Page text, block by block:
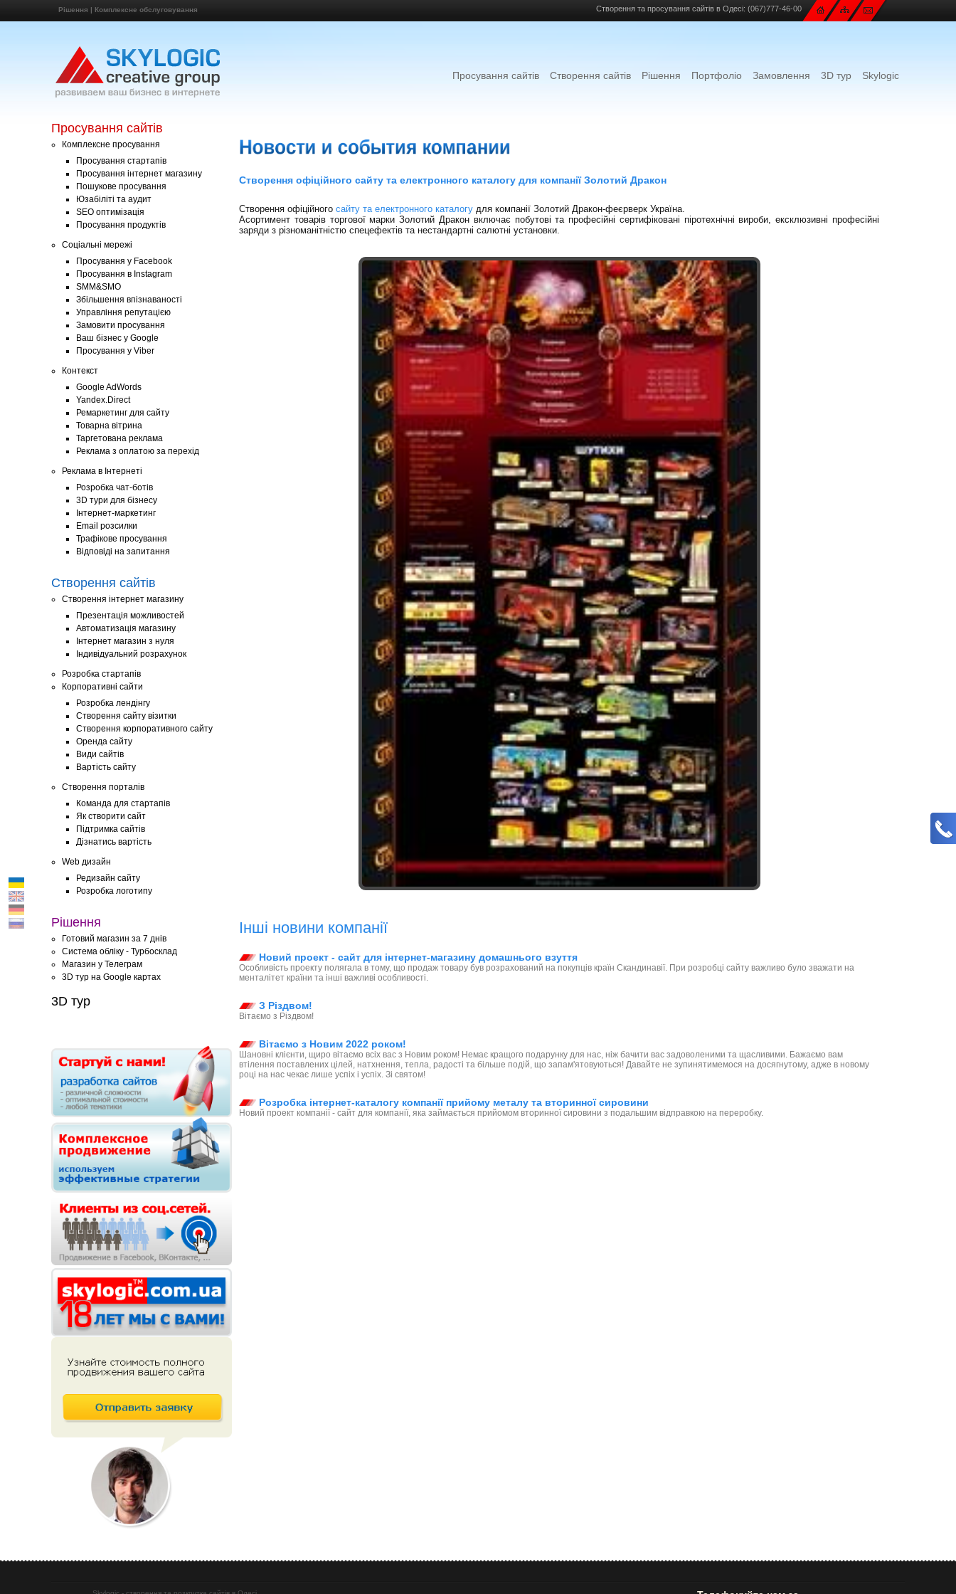
Рішення | Комплексне обслуговування Створення та просування сайтів в Одесі: (067)777-46-00
Просування сайтів Створення сайтів Рішення Портфоліо Замовлення 3D тур Skylogic
Просування сайтів
Комплексне просування
Просування стартапів
Просування інтернет магазину
Пошукове просування
Юзабіліті та аудит
SEO оптимізація
Просування продуктів
Соціальні мережі
Просування у Facebook
Просування в Instagram
SMM&SMO
Збільшення впізнаваності
Управління репутацією
Замовити просування
Ваш бізнес у Google
Просування у Viber
Контекст
Google AdWords
Yandex.Direct
Ремаркетинг для сайту
Товарна вітрина
Таргетована реклама
Реклама з оплатою за перехід
Реклама в Інтернеті
Розробка чат-ботів
3D тури для бізнесу
Інтернет-маркетинг
Email розсилки
Трафікове просування
Відповіді на запитання
Створення сайтів
Створення інтернет магазину
Презентація можливостей
Автоматизація магазину
Інтернет магазин з нуля
Індивідуальний розрахунок
Розробка стартапів
Корпоративні сайти
Розробка лендінгу
Створення сайту візитки
Створення корпоративного сайту
Оренда сайту
Види сайтів
Вартість сайту
Створення порталів
Команда для стартапів
Як створити сайт
Підтримка сайтів
Дізнатись вартість
Web дизайн
Редизайн сайту
Розробка логотипу
Рішення
Готовий магазин за 7 днів
Система обліку - Турбосклад
Магазин у Телеграм
3D тур на Google картах
3D тур
Створення офіційного сайту та електронного каталогу для компанії Золотий Дракон
Створення офіційного сайту та електронного каталогу для компанії Золотий Дракон-феєрверк Україна.
Асортимент товарів торгової марки Золотий Дракон включає побутові та професійні сертифіковані піротехнічні вироби, ексклюзивні професійні
заряди з різноманітністю спецефектів та нестандартні салютні установки.
Інші новини компанії
Новий проект - сайт для інтернет-магазину домашнього взуття
Особливість проекту полягала в тому, що продаж товару був розрахований на покупців країн Скандинавії. При розробці сайту важливо було зважати на
менталітет країни та інші важливі особливості.
З Різдвом!
Вітаємо з Різдвом!
Вітаємо з Новим 2022 роком!
Шановні клієнти, щиро вітаємо всіх вас з Новим роком! Немає кращого подарунку для нас, ніж бачити вас задоволеними та щасливими. Бажаємо вам
втілення поставлених цілей, натхнення, тепла, радості та більше подій, що запам'ятовуються! Давайте не зупинятимемося на досягнутому, адже в новому
році на нас чекає лише успіх і успіх. Зі святом!
Розробка інтернет-каталогу компанії прийому металу та вторинної сировини
Новий проект компанії - сайт для компанії, яка займається прийомом вторинної сировини з подальшим відправкою на переробку.